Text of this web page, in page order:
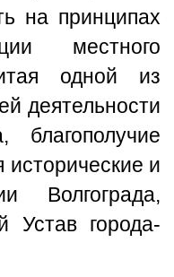
на принципах
местного
одной из
деятельности
благополучие
исторические и
Волгограда,
Устав города-